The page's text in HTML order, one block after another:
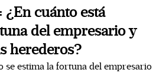
cuánto está
del empresario y
herederos?
se estima la fortuna del empresario